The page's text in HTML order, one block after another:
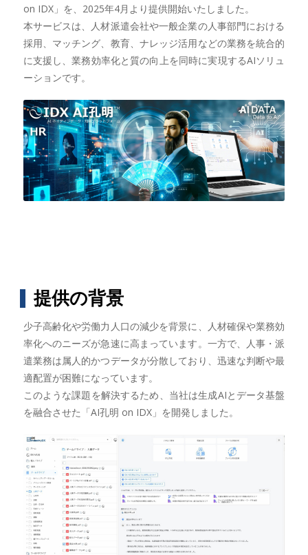
on IDX」を、2025年4月より提供開始いたしました。
本サービスは、人材派遣会社や一般企業の人事部門における
採用、マッチング、教育、ナレッジ活用などの業務を統合的
に支援し、業務効率化と質の向上を同時に実現するAIソリュ
ーションです。
提供の背景
少子高齢化や労働力人口の減少を背景に、人材確保や業務効
率化へのニーズが急速に高まっています。一方で、人事・派
遣業務は属人的かつデータが分散しており、迅速な判断や最
適配置が困難になっています。
このような課題を解決するため、当社は生成AIとデータ基盤
を融合させた「AI孔明 on IDX」を開発しました。